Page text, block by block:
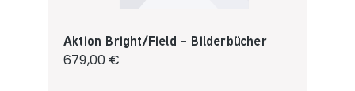
Aktion Bright/Field - Bilderbücher
Regulärer Preis:
679,00 €